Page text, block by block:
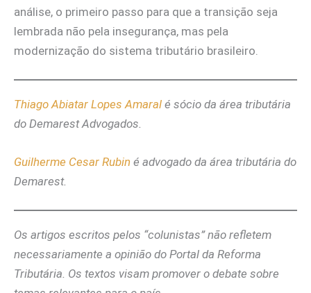
análise, o primeiro passo para que a transição seja
lembrada não pela insegurança, mas pela
modernização do sistema tributário brasileiro.
Thiago Abiatar Lopes Amaral é sócio da área tributária
do Demarest Advogados.
Guilherme Cesar Rubin é advogado da área tributária do
Demarest.
Os artigos escritos pelos “colunistas” não refletem
necessariamente a opinião do Portal da Reforma
Tributária. Os textos visam promover o debate sobre